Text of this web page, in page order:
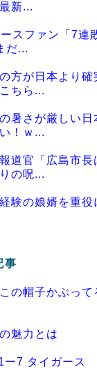
新...
ースファン「7連
...
方が日本より確
ちら...
暑さが厳しい日
！ｗ...
道官「広島市
の呪...
験の娘婿を重役
相互RSS
事
の帽子かぶっ
魅力とは
ー7 タイガース